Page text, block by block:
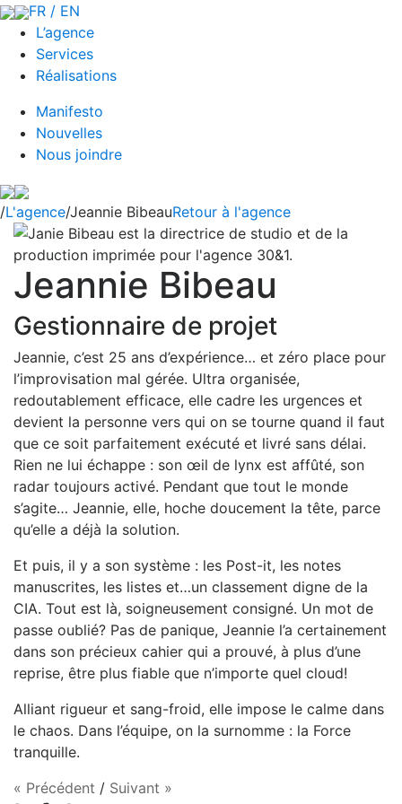
FR / EN
L’agence
Services
Réalisations
Manifesto
Nouvelles
Nous joindre
/L'agence/Jeannie BibeauRetour à l'agence
Jeannie Bibeau
Gestionnaire de projet
Jeannie, c’est 25 ans d’expérience… et zéro place pour
l’improvisation mal gérée. Ultra organisée,
redoutablement efficace, elle cadre les urgences et
devient la personne vers qui on se tourne quand il faut
que ce soit parfaitement exécuté et livré sans délai.
Rien ne lui échappe : son œil de lynx est affûté, son
radar toujours activé. Pendant que tout le monde
s’agite… Jeannie, elle, hoche doucement la tête, parce
qu’elle a déjà la solution.
Et puis, il y a son système : les Post-it, les notes
manuscrites, les listes et…un classement digne de la
CIA. Tout est là, soigneusement consigné. Un mot de
passe oublié? Pas de panique, Jeannie l’a certainement
dans son précieux cahier qui a prouvé, à plus d’une
reprise, être plus fiable que n’importe quel cloud!
Alliant rigueur et sang-froid, elle impose le calme dans
le chaos. Dans l’équipe, on la surnomme : la Force
tranquille.
« Précédent / Suivant »